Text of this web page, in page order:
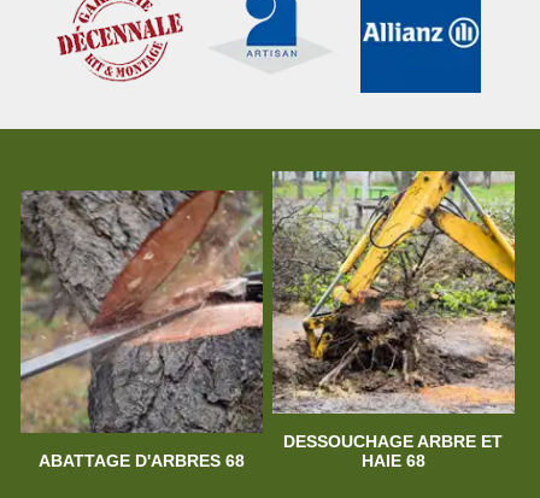
ABATTAGE D'ARBRES 68
DESSOUCHAGE ARBRE ET
HAIE 68